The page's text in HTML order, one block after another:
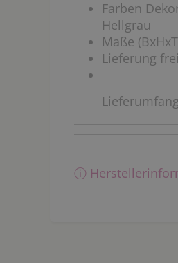
Farben
Hellgrau
Maße
Lieferung
ⓘ